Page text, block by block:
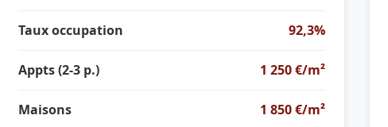
Taux occupation 92,3%
Appts (2-3 p.) 1 250 €/m²
Maisons 1 850 €/m²